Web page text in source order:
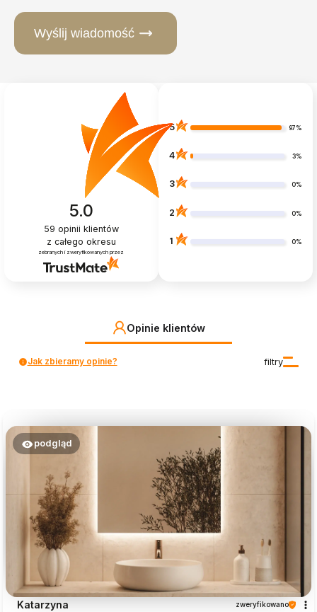
Wyślij wiadomość
5.0
59 opinii klientów
z całego okresu
zebranych i zweryfikowanych przez
5 97%
4 3%
3 0%
2 0%
1 0%
Opinie klientów
filtry
Jak zbieramy opinie?
podgląd
Katarzyna zweryfikowano